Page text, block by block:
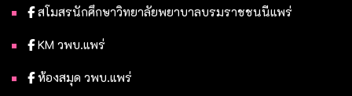
สโมสรนักศึกษาวิทยาลัยพยาบาลบรมราชชนนีแพร่
KM วพบ.แพร่
ห้องสมุด วพบ.แพร่